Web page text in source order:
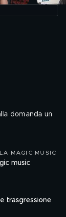
domanda un
MAGIC MUSIC
music
trasgressione